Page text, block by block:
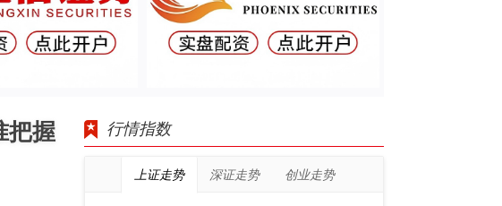
把握
行情指数
上证走势 深证走势 创业走势